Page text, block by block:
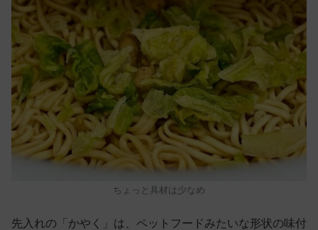
ちょっと具材は少なめ
先入れの「かやく」は、ペットフードみたいな形状の味付